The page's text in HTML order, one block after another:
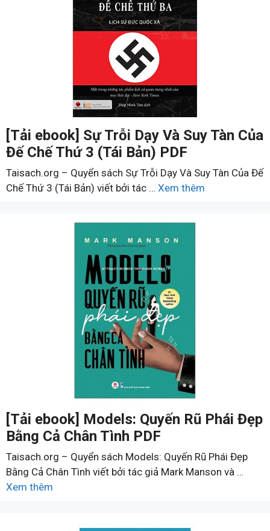
[Tải ebook] Sự Trỗi Dạy Và Suy Tàn Của
Đế Chế Thứ 3 (Tái Bản) PDF
Taisach.org – Quyển sách Sự Trỗi Dạy Và Suy Tàn Của Đế
Chế Thứ 3 (Tái Bản) viết bởi tác … Xem thêm
[Tải ebook] Models: Quyến Rũ Phái Đẹp
Bằng Cả Chân Tình PDF
Taisach.org – Quyển sách Models: Quyến Rũ Phái Đẹp
Bằng Cả Chân Tình viết bởi tác giả Mark Manson và …
Xem thêm